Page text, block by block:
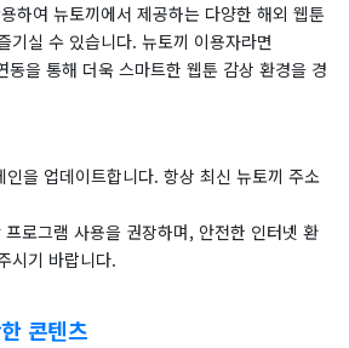
하여 뉴토끼에서 제공하는 다양한 해외 웹툰
기실 수 있습니다. 뉴토끼 이용자라면
을 통해 더욱 스마트한 웹툰 감상 환경을 경
을 업데이트합니다. 항상 최신 뉴토끼 주소
로그램 사용을 권장하며, 안전한 인터넷 환
시기 바랍니다.
콘텐츠